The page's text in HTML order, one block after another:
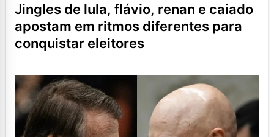
jingles de lula, flávio, renan e caiado
apostam em ritmos diferentes para
conquistar eleitores